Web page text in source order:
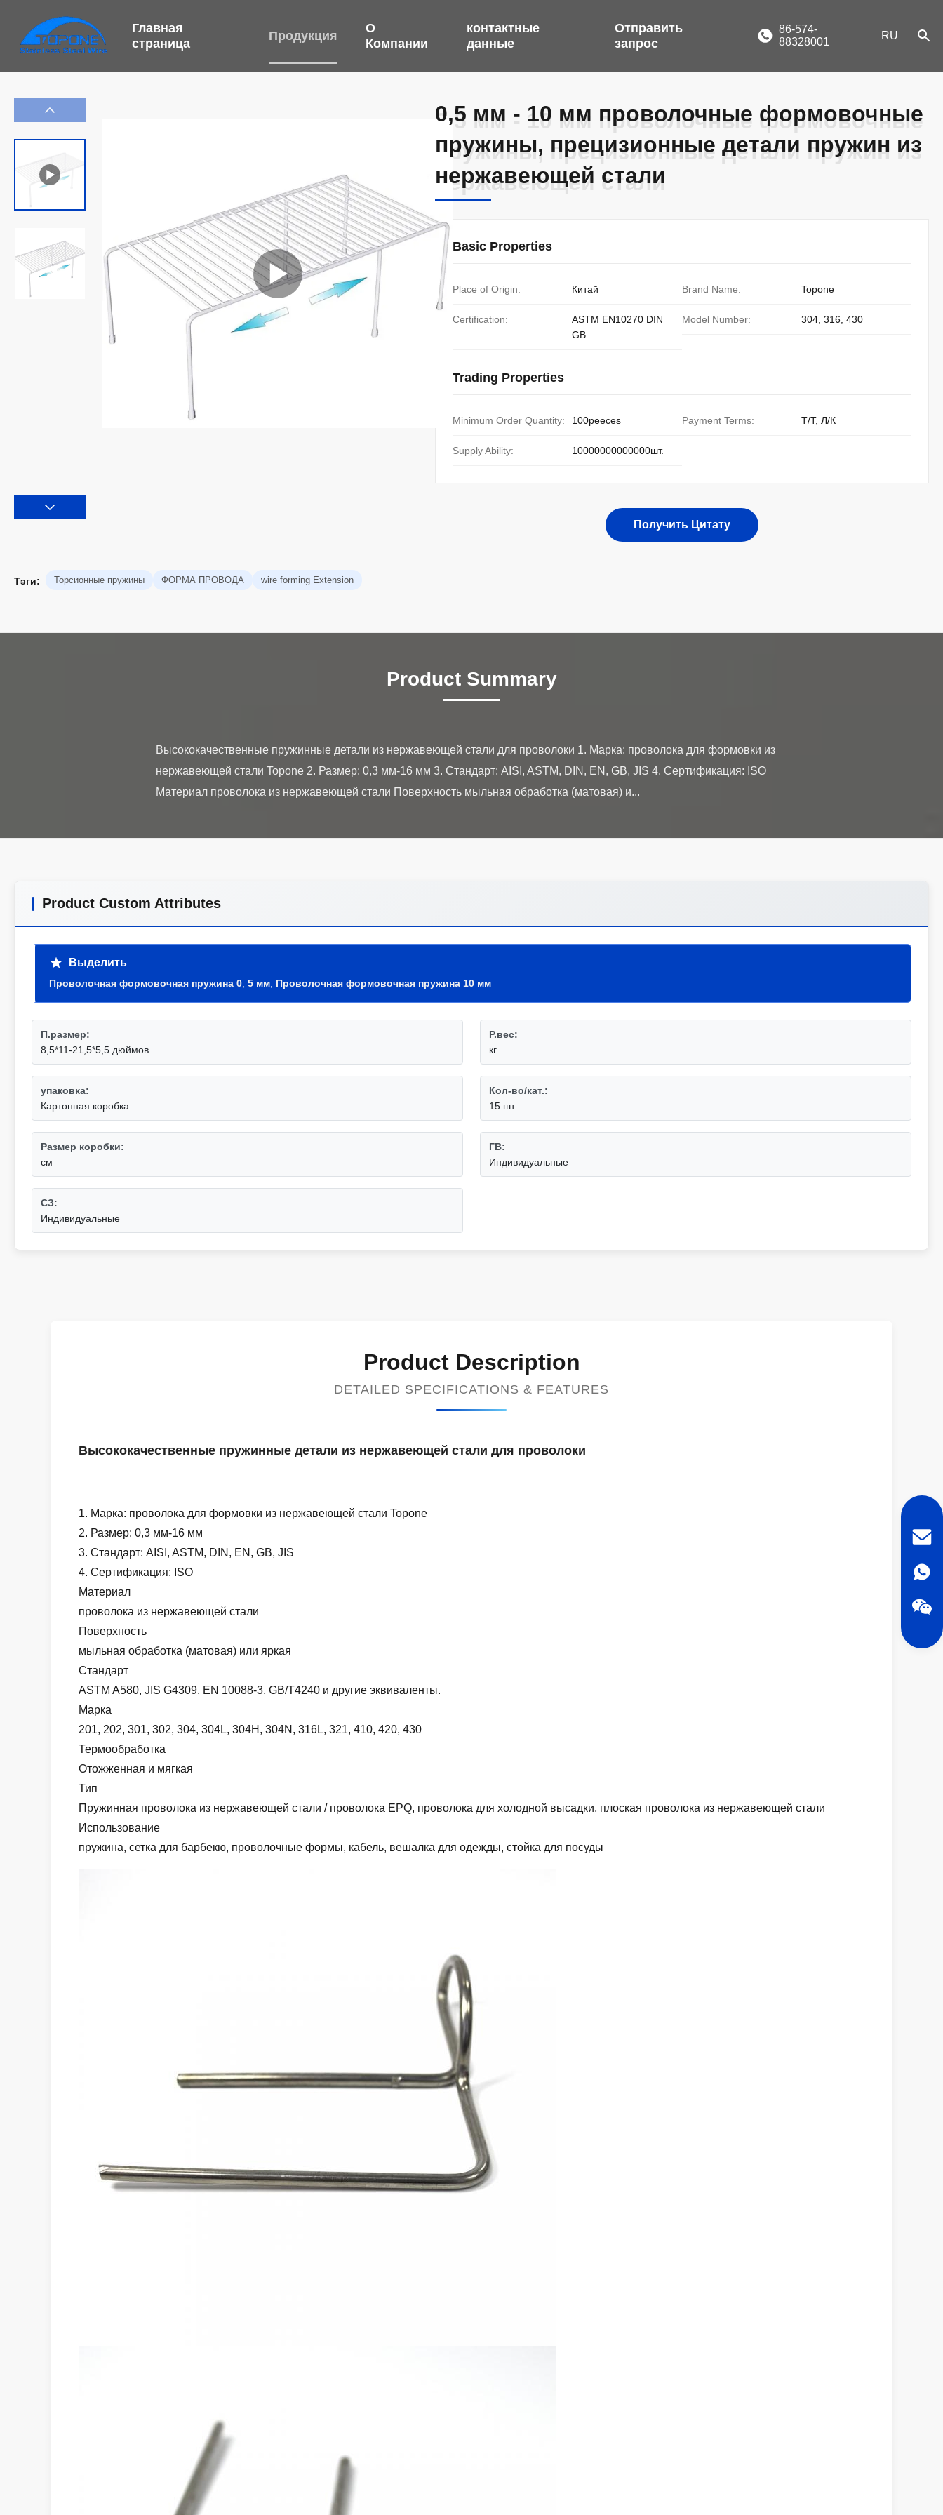
Главная
страница
Продукция
О
Компании
контактные
данные
Отправить
запрос
86-574-
88328001
RU
0,5 мм - 10 мм проволочные формовочные
пружины, прецизионные детали пружин из
нержавеющей стали
0,5 мм - 10 мм проволочные формовочные
пружины, прецизионные детали пружин из
нержавеющей стали
Basic Properties
Place of Origin: Китай Brand Name: Topone
Certification:
ASTM EN10270 DIN
GB
Model Number: 304, 316, 430
Trading Properties
Minimum Order Quantity: 100peeces Payment Terms: Т/Т, Л/К
Supply Ability: 10000000000000шт.
Получить Цитату
Тэги: Торсионные пружины ФОРМА ПРОВОДА wire forming Extension
Product Summary
Высококачественные пружинные детали из нержавеющей стали для проволоки 1. Марка: проволока для формовки из
нержавеющей стали Topone 2. Размер: 0,3 мм-16 мм 3. Стандарт: AISI, ASTM, DIN, EN, GB, JIS 4. Сертификация: ISO
Product Custom Attributes
Выделить
Проволочная формовочная пружина 0 5 мм Проволочная формовочная пружина 10 мм
П.размер:
8,5*11-21,5*5,5 дюймов
P.вес:
кг
упаковка:
Картонная коробка
Кол-во/кат.:
15 шт.
Размер коробки:
см
ГВ:
Индивидуальные
СЗ:
Индивидуальные
Product Description
DETAILED SPECIFICATIONS & FEATURES
Высококачественные пружинные детали из нержавеющей стали для проволоки
1. Марка: проволока для формовки из нержавеющей стали Topone
2. Размер: 0,3 мм-16 мм
3. Стандарт: AISI, ASTM, DIN, EN, GB, JIS
4. Сертификация: ISO
Материал
проволока из нержавеющей стали
Поверхность
мыльная обработка (матовая) или яркая
Стандарт
ASTM A580, JIS G4309, EN 10088-3, GB/T4240 и другие эквиваленты.
Марка
201, 202, 301, 302, 304, 304L, 304H, 304N, 316L, 321, 410, 420, 430
Термообработка
Отожженная и мягкая
Тип
Пружинная проволока из нержавеющей стали / проволока EPQ, проволока для холодной высадки, плоская проволока из нержавеющей стали
Использование
пружина, сетка для барбекю, проволочные формы, кабель, вешалка для одежды, стойка для посуды